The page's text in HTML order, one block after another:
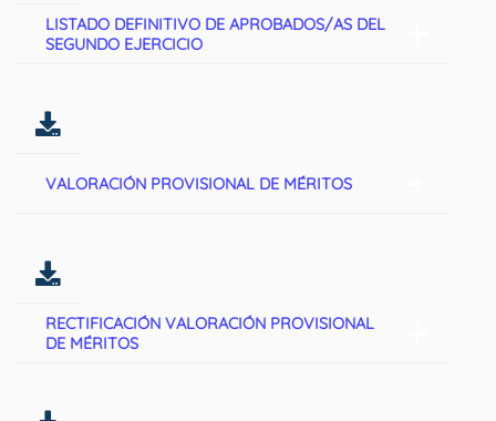
LISTADO DEFINITIVO DE APROBADOS/AS DEL
SEGUNDO EJERCICIO
VALORACIÓN PROVISIONAL DE MÉRITOS
RECTIFICACIÓN VALORACIÓN PROVISIONAL
DE MÉRITOS